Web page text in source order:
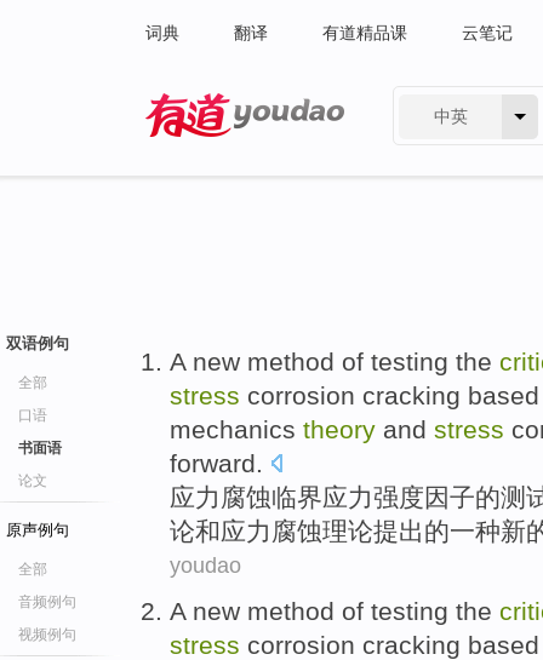
词典 翻译 有道精品课 云笔记
中英
双语例句
全部
口语
书面语
论文
原声例句
全部
音频例句
视频例句
A new method of testing the
stress corrosion cracking
mechanics theory and stress
forward.
应力 腐蚀临界应力强度因子的测
论和应力腐蚀理论提出的一种新
youdao
A new method of testing the
stress corrosion cracking